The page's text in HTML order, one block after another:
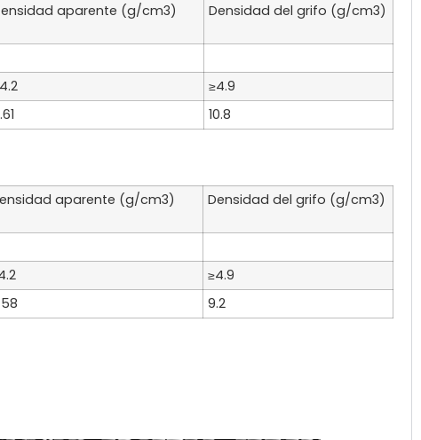
aparente (g/cm3) Densidad del grifo (g/cm3)
≥4.9
10.8
aparente (g/cm3) Densidad del grifo (g/cm3)
≥4.9
9.2